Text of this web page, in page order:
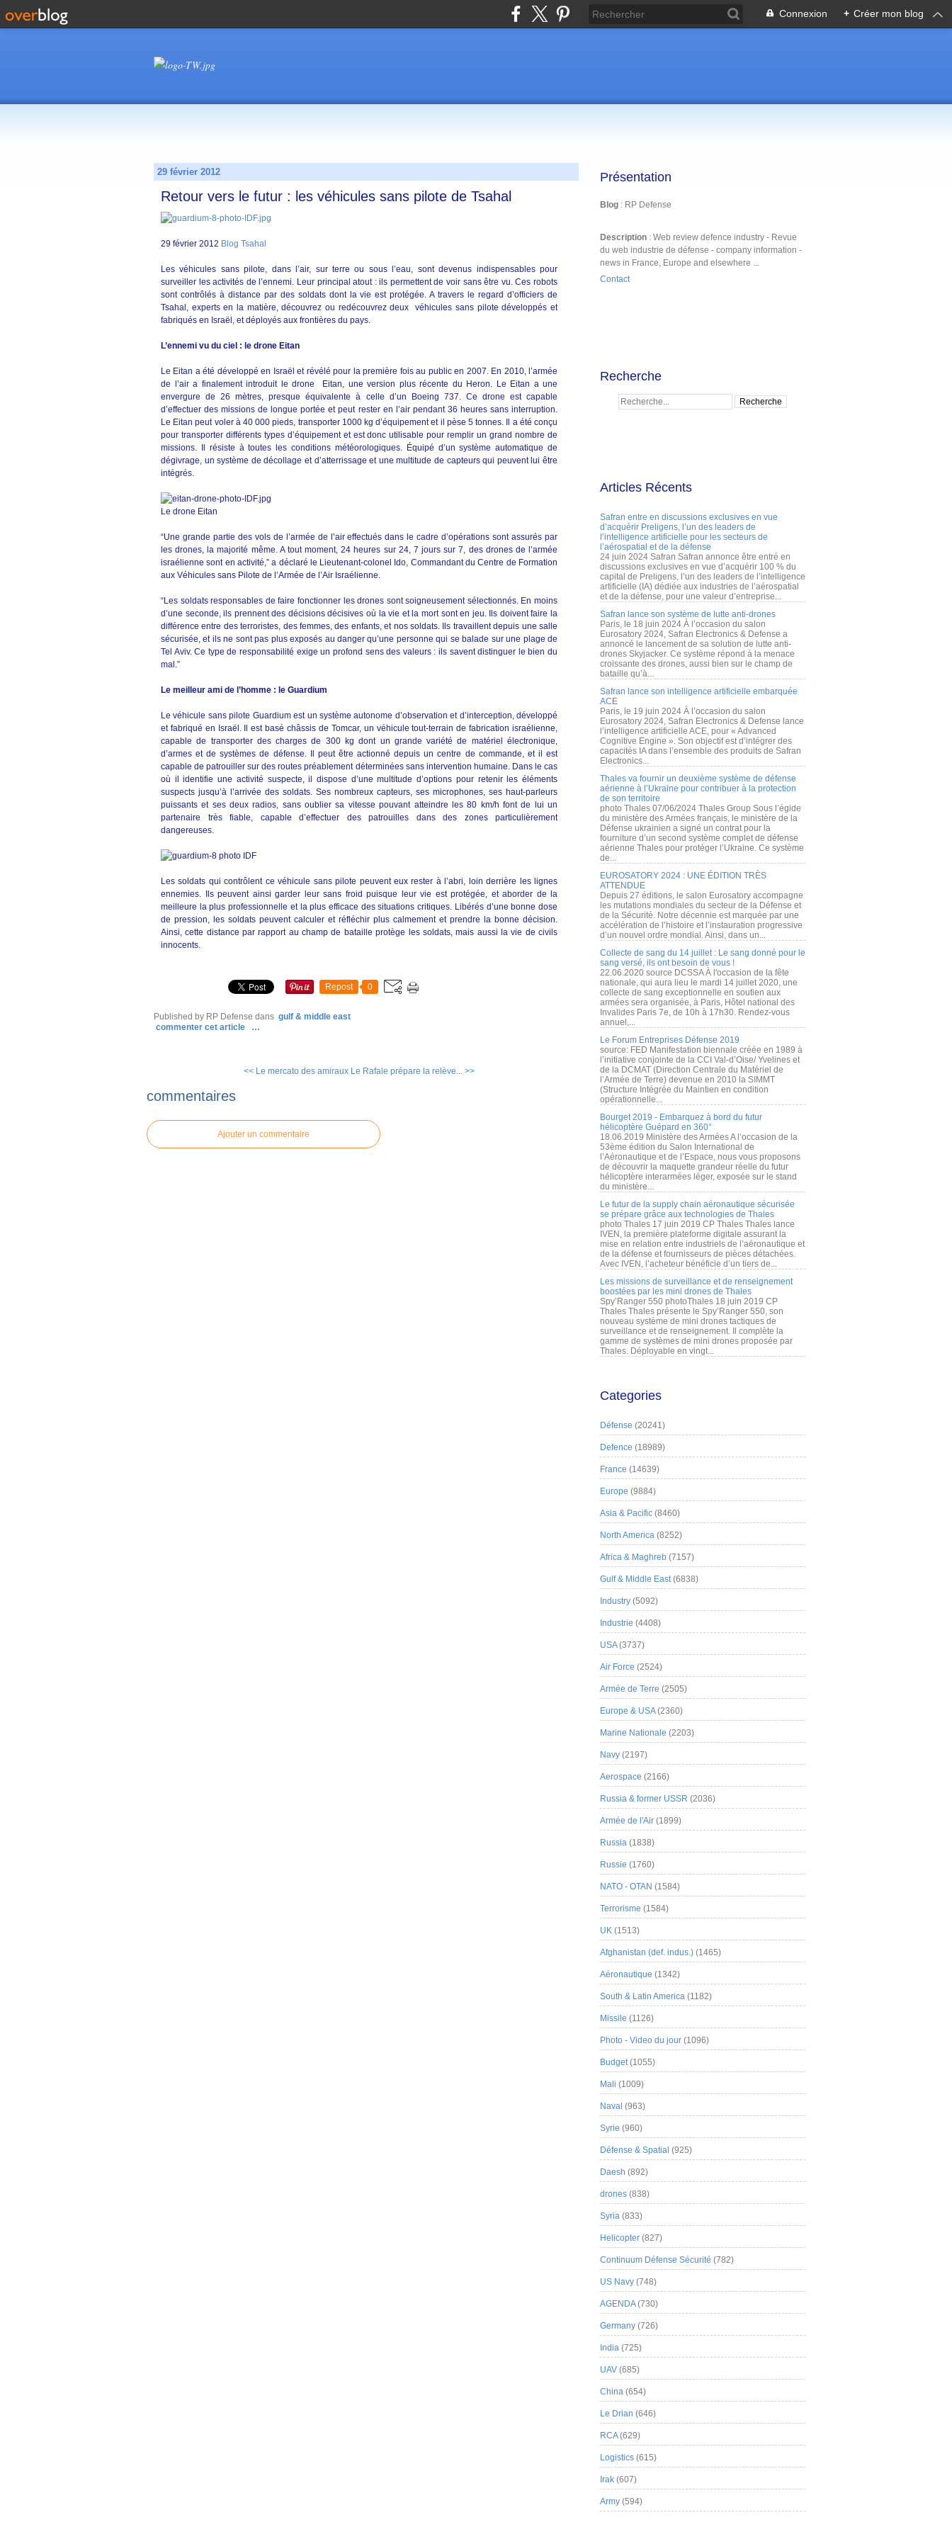
Connexion + Créer mon blog
29 février 2012
Retour vers le futur : les véhicules sans pilote de Tsahal
29 février 2012 Blog Tsahal
Les véhicules sans pilote, dans l’air, sur terre ou sous l’eau, sont devenus indispensables pour
surveiller les activités de l’ennemi. Leur principal atout : ils permettent de voir sans être vu. Ces robots
sont contrôlés à distance par des soldats dont la vie est protégée. A travers le regard d’officiers de
Tsahal, experts en la matière, découvrez ou redécouvrez deux véhicules sans pilote développés et
fabriqués en Israël, et déployés aux frontières du pays.
L’ennemi vu du ciel : le drone Eitan
Le Eitan a été développé en Israël et révélé pour la première fois au public en 2007. En 2010, l’armée
de l’air a finalement introduit le drone Eitan, une version plus récente du Heron. Le Eitan a une
envergure de 26 mètres, presque équivalente à celle d’un Boeing 737. Ce drone est capable
d’effectuer des missions de longue portée et peut rester en l’air pendant 36 heures sans interruption.
Le Eitan peut voler à 40 000 pieds, transporter 1000 kg d’équipement et il pèse 5 tonnes. Il a été conçu
pour transporter différents types d’équipement et est donc utilisable pour remplir un grand nombre de
missions. Il résiste à toutes les conditions météorologiques. Équipé d’un système automatique de
dégivrage, un système de décollage et d’atterrissage et une multitude de capteurs qui peuvent lui être
intégrés.
Le drone Eitan
“Une grande partie des vols de l’armée de l’air effectués dans le cadre d’opérations sont assurés par
les drones, la majorité même. A tout moment, 24 heures sur 24, 7 jours sur 7, des drones de l’armée
israélienne sont en activité,” a déclaré le Lieutenant-colonel Ido, Commandant du Centre de Formation
aux Véhicules sans Pilote de l’Armée de l’Air Israélienne.
“Les soldats responsables de faire fonctionner les drones sont soigneusement sélectionnés. En moins
d’une seconde, ils prennent des décisions décisives où la vie et la mort sont en jeu. Ils doivent faire la
différence entre des terroristes, des femmes, des enfants, et nos soldats. Ils travaillent depuis une salle
sécurisée, et ils ne sont pas plus exposés au danger qu’une personne qui se balade sur une plage de
Tel Aviv. Ce type de responsabilité exige un profond sens des valeurs : ils savent distinguer le bien du
mal.”
Le meilleur ami de l’homme : le Guardium
Le véhicule sans pilote Guardium est un système autonome d’observation et d’interception, développé
et fabriqué en Israël. Il est basé châssis de Tomcar, un véhicule tout-terrain de fabrication israélienne,
capable de transporter des charges de 300 kg dont un grande variété de matériel électronique,
d’armes et de systèmes de défense. Il peut être actionné depuis un centre de commande, et il est
capable de patrouiller sur des routes préablement déterminées sans intervention humaine. Dans le cas
où il identifie une activité suspecte, il dispose d’une multitude d’options pour retenir les éléments
suspects jusqu’à l’arrivée des soldats. Ses nombreux capteurs, ses microphones, ses haut-parleurs
puissants et ses deux radios, sans oublier sa vitesse pouvant atteindre les 80 km/h font de lui un
partenaire très fiable, capable d’effectuer des patrouilles dans des zones particulièrement
dangereuses.
Les soldats qui contrôlent ce véhicule sans pilote peuvent eux rester à l’abri, loin derrière les lignes
ennemies. Ils peuvent ainsi garder leur sans froid puisque leur vie est protégée, et aborder de la
meilleure la plus professionnelle et la plus efficace des situations critiques. Libérés d’une bonne dose
de pression, les soldats peuvent calculer et réfléchir plus calmement et prendre la bonne décision.
Ainsi, cette distance par rapport au champ de bataille protège les soldats, mais aussi la vie de civils
innocents.
Repost 0
Published by RP Defense dans gulf & middle east
commenter cet article
…
<< Le mercato des amiraux Le Rafale prépare la relève... >>
commentaires
Ajouter un commentaire
Présentation
Blog : RP Defense
Description : Web review defence industry - Revue
du web industrie de défense - company information -
news in France, Europe and elsewhere ...
Contact
Recherche
Articles Récents
Safran entre en discussions exclusives en vue
d’acquérir Preligens, l’un des leaders de
l’intelligence artificielle pour les secteurs de
l’aérospatial et de la défense
24 juin 2024 Safran Safran annonce être entré en
discussions exclusives en vue d’acquérir 100 % du
capital de Preligens, l’un des leaders de l’intelligence
artificielle (IA) dédiée aux industries de l’aérospatial
et de la défense, pour une valeur d’entreprise...
Safran lance son système de lutte anti-drones
Paris, le 18 juin 2024 À l’occasion du salon
Eurosatory 2024, Safran Electronics & Defense a
annoncé le lancement de sa solution de lutte anti-
drones Skyjacker. Ce système répond à la menace
croissante des drones, aussi bien sur le champ de
bataille qu’à...
Safran lance son intelligence artificielle embarquée
ACE
Paris, le 19 juin 2024 À l’occasion du salon
Eurosatory 2024, Safran Electronics & Defense lance
l’intelligence artificielle ACE, pour « Advanced
Cognitive Engine ». Son objectif est d’intégrer des
capacités IA dans l’ensemble des produits de Safran
Electronics...
Thales va fournir un deuxième système de défense
aérienne à l’Ukraine pour contribuer à la protection
de son territoire
photo Thales 07/06/2024 Thales Group Sous l’égide
du ministère des Armées français, le ministère de la
Défense ukrainien a signé un contrat pour la
fourniture d’un second système complet de défense
aérienne Thales pour protéger l’Ukraine. Ce système
de...
EUROSATORY 2024 : UNE ÉDITION TRÈS
ATTENDUE
Depuis 27 éditions, le salon Eurosatory accompagne
les mutations mondiales du secteur de la Défense et
de la Sécurité. Notre décennie est marquée par une
accélération de l’histoire et l’instauration progressive
d’un nouvel ordre mondial. Ainsi, dans un...
Collecte de sang du 14 juillet : Le sang donné pour le
sang versé, ils ont besoin de vous !
22.06.2020 source DCSSA À l'occasion de la fête
nationale, qui aura lieu le mardi 14 juillet 2020, une
collecte de sang exceptionnelle en soutien aux
armées sera organisée, à Paris, Hôtel national des
Invalides Paris 7e, de 10h à 17h30. Rendez-vous
annuel,...
Le Forum Entreprises Défense 2019
source: FED Manifestation biennale créée en 1989 à
l’initiative conjointe de la CCI Val-d’Oise/ Yvelines et
de la DCMAT (Direction Centrale du Matériel de
l’Armée de Terre) devenue en 2010 la SIMMT
(Structure Intégrée du Maintien en condition
opérationnelle...
Bourget 2019 - Embarquez à bord du futur
hélicoptère Guépard en 360°
18.06.2019 Ministère des Armées A l’occasion de la
53ème édition du Salon International de
l’Aéronautique et de l’Espace, nous vous proposons
de découvrir la maquette grandeur réelle du futur
hélicoptère interarmées léger, exposée sur le stand
du ministère...
Le futur de la supply chain aéronautique sécurisée
se prépare grâce aux technologies de Thales
photo Thales 17 juin 2019 CP Thales Thales lance
IVEN, la première plateforme digitale assurant la
mise en relation entre industriels de l’aéronautique et
de la défense et fournisseurs de pièces détachées.
Avec IVEN, l’acheteur bénéficie d’un tiers de...
Les missions de surveillance et de renseignement
boostées par les mini drones de Thales
Spy’Ranger 550 photoThales 18 juin 2019 CP
Thales Thales présente le Spy’Ranger 550, son
nouveau système de mini drones tactiques de
surveillance et de renseignement. Il complète la
gamme de systèmes de mini drones proposée par
Thales. Déployable en vingt...
Categories
Défense (20241)
Defence (18989)
France (14639)
Europe (9884)
Asia & Pacific (8460)
North America (8252)
Africa & Maghreb (7157)
Gulf & Middle East(6838)
Industry (5092)
Industrie (4408)
USA(3737)
Air Force (2524)
Armée de Terre (2505)
Europe & USA(2360)
Marine Nationale (2203)
Navy (2197)
Aerospace (2166)
Russia & former USSR (2036)
Armée de l'Air (1899)
Russia (1838)
Russie (1760)
NATO - OTAN (1584)
Terrorisme (1584)
UK (1513)
Afghanistan (def. indus.) (1465)
Aéronautique (1342)
South & Latin America (1182)
Missile (1126)
Photo - Video du jour (1096)
Budget(1055)
Mali (1009)
Naval (963)
Syrie (960)
Défense & Spatial (925)
Daesh (892)
drones (838)
Syria (833)
Helicopter (827)
Continuum Défense Sécurité (782)
US Navy (748)
AGENDA(730)
Germany (726)
India (725)
UAV (685)
China (654)
Le Drian (646)
RCA(629)
Logistics (615)
Irak (607)
Army (594)